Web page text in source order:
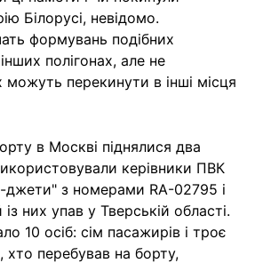
Білорусі, невідомо.
формувань подібних
полігонах, але не
перекинути в інші місця
в Москві піднялися два
керівники ПВК
джети" з номерами RA-02795 і
них упав у Тверській області.
10 осіб: сім пасажирів і троє
хто перебував на борту,